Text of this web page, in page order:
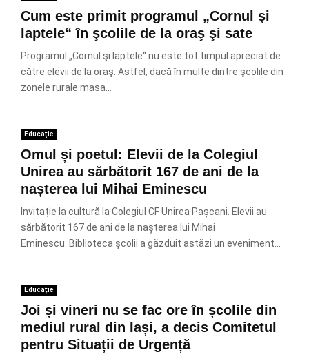
Cum este primit programul „Cornul şi
laptele“ în şcolile de la oraş şi sate
Programul „Cornul şi laptele“ nu este tot timpul apreciat de
către elevii de la oraş. Astfel, dacă în multe dintre şcolile din
zonele rurale masa...
Educație
Omul și poetul: Elevii de la Colegiul
Unirea au sărbătorit 167 de ani de la
nașterea lui Mihai Eminescu
Invitație la cultură la Colegiul CF Unirea Pașcani. Elevii au
sărbătorit 167 de ani de la nașterea lui Mihai
Eminescu. Biblioteca școlii a găzduit astăzi un eveniment...
Educație
Joi și vineri nu se fac ore în școlile din
mediul rural din Iași, a decis Comitetul
pentru Situații de Urgență